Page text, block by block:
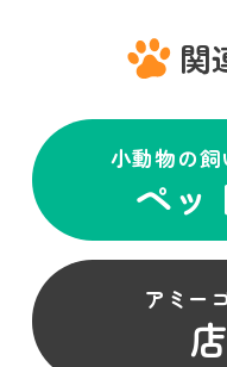
関
小動物の
ペッ
アミー